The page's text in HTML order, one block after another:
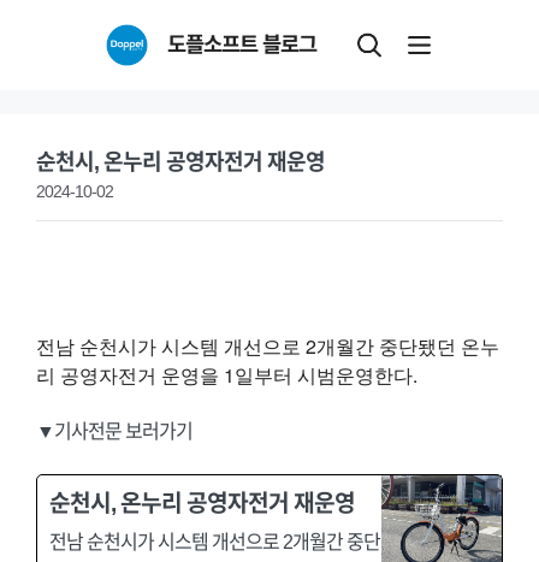
도플소프트 블로그
순천시, 온누리 공영자전거 재운영
2024-10-02
전남 순천시가 시스템 개선으로 2개월간 중단됐던 온누
리 공영자전거 운영을 1일부터 시범운영한다.
▼기사전문 보러가기
순천시, 온누리 공영자전거 재운영
전남 순천시가 시스템 개선으로 2개월간 중단